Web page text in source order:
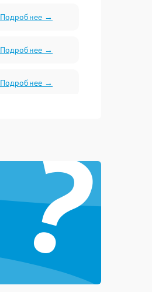
Подробнее →
Подробнее →
Подробнее →
?